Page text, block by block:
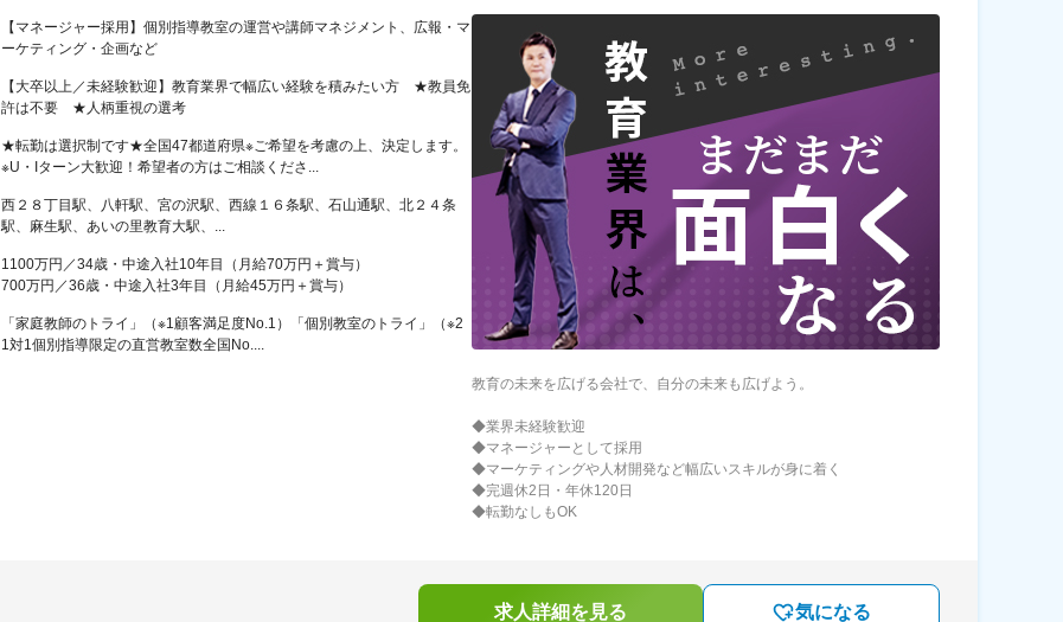
【マネージャー採用】個別指導教室の運営や講師マネジメント、広報・マ
ーケティング・企画など
【大卒以上／未経験歓迎】教育業界で幅広い経験を積みたい方 ★教員免
許は不要 ★人柄重視の選考
★転勤は選択制です★全国47都道府県※ご希望を考慮の上、決定します。
※U・Iターン大歓迎！希望者の方はご相談くださ...
西２８丁目駅、八軒駅、宮の沢駅、西線１６条駅、石山通駅、北２４条
駅、麻生駅、あいの里教育大駅、...
1100万円／34歳・中途入社10年目（月給70万円＋賞与）
700万円／36歳・中途入社3年目（月給45万円＋賞与）
「家庭教師のトライ」（※1顧客満足度No.1）「個別教室のトライ」（※2
1対1個別指導限定の直営教室数全国No....
教育の未来を広げる会社で、自分の未来も広げよう。
◆業界未経験歓迎
◆マネージャーとして採用
◆マーケティングや人材開発など幅広いスキルが身に着く
◆完週休2日・年休120日
◆転勤なしもOK
求人詳細を見る 気になる